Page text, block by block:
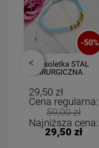
-50%
Bransoletka STAL
CHIRURGICZNA
turkusowy sznurek
złote kulki
29,50 zł
Cena regularna:
59,00 zł
Najniższa cena:
29,50 zł